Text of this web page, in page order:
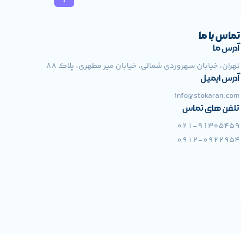
تماس با ما
آدرس ما
تهران، خیابان سهروردی شمالی، خیابان میر مطهری، پلاک 88
آدرس ایمیل
info@stokaran.com
تلفن های تماس
021-91305459
0912-0922954